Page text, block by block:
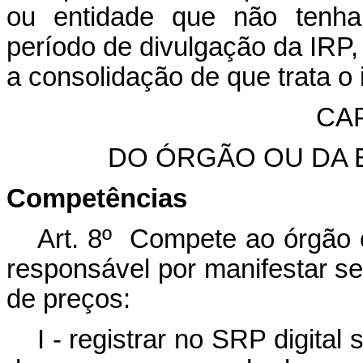
ou entidade que não
período de divulgação da
a consolidação de que trata
DO ÓRGÃO OU DA
Competências
Art. 8º Compete ao órgão
responsável por manifestar
de preços:
I - registrar no SRP digital